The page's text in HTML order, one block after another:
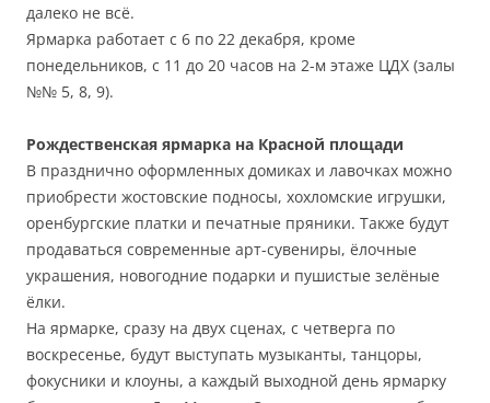
далеко не всё.
Ярмарка работает с 6 по 22 декабря, кроме
понедельников, с 11 до 20 часов на 2-м этаже ЦДХ (залы
№№ 5, 8, 9).
Рождественская ярмарка на Красной площади
В празднично оформленных домиках и лавочках можно
приобрести жостовские подносы, хохломские игрушки,
оренбургские платки и печатные пряники. Также будут
продаваться современные арт-сувениры, ёлочные
украшения, новогодние подарки и пушистые зелёные
ёлки.
На ярмарке, сразу на двух сценах, с четверга по
воскресенье, будут выступать музыканты, танцоры,
фокусники и клоуны, а каждый выходной день ярмарку